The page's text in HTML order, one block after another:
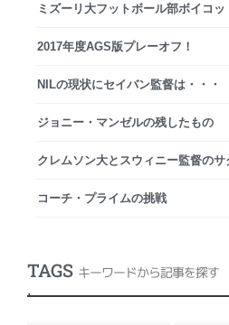
ミズーリ大フットボール部ボイコ
2017年度AGS版プレーオフ！
NILの現状にセイバン監督は・・・
ジョニー・マンゼルの残したもの
クレムソン大とスウィニー監督の
コーチ・プライムの挑戦
TAGS キーワードから記事を探す
.